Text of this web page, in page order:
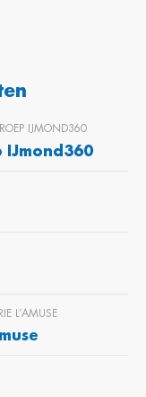
IJMOND360
IJmond360
L’AMUSE